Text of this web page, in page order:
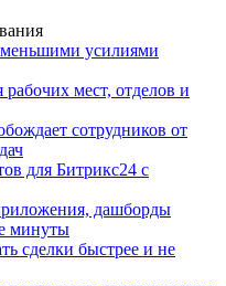
усилиями
мест, отделов и
сотрудников от
для Битрикс24 с
дашборды
минуты
сделки быстрее и не